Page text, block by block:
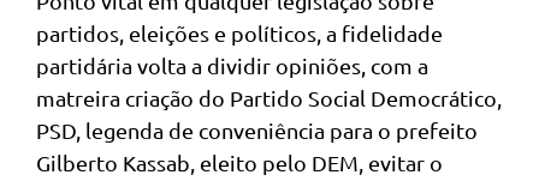
partidos, eleições e políticos, a fidelidade
partidária volta a dividir opiniões, com a
matreira criação do Partido Social Democrático,
PSD, legenda de conveniência para o prefeito
Gilberto Kassab, eleito pelo DEM, evitar o